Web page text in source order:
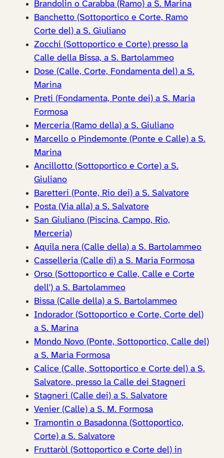
Brandolin o Carabba (Ramo) a S. Marina
Banchetto (Sottoportico e Corte, Ramo
Corte del) a S. Giuliano
Zocchi (Sottoportico e Corte) presso la
Calle della Bissa, a S. Bartolammeo
Dose (Calle, Corte, Fondamenta del) a S.
Marina
Preti (Fondamenta, Ponte dei) a S. Maria
Formosa
Merceria (Ramo della) a S. Giuliano
Marcello o Pindemonte (Ponte e Calle) a S.
Marina
Ancillotto (Sottoportico e Corte) a S.
Giuliano
Baretteri (Ponte, Rio dei) a S. Salvatore
Posta (Via alla) a S. Salvatore
San Giuliano (Piscina, Campo, Rio,
Merceria)
Aquila nera (Calle della) a S. Bartolammeo
Casselleria (Calle di) a S. Maria Formosa
Orso (Sottoportico e Calle, Calle e Corte
dell') a S. Bartolammeo
Bissa (Calle della) a S. Bartolammeo
Indorador (Sottoportico e Corte, Corte del)
a S. Marina
Mondo Novo (Ponte, Sottoportico, Calle del)
a S. Maria Formosa
Calice (Calle, Sottoportico e Corte del) a S.
Salvatore, presso la Calle dei Stagneri
Stagneri (Calle dei) a S. Salvatore
Venier (Calle) a S. M. Formosa
Tramontin o Basadonna (Sottoportico,
Corte) a S. Salvatore
Fruttaròl (Sottoportico e Corte del) in